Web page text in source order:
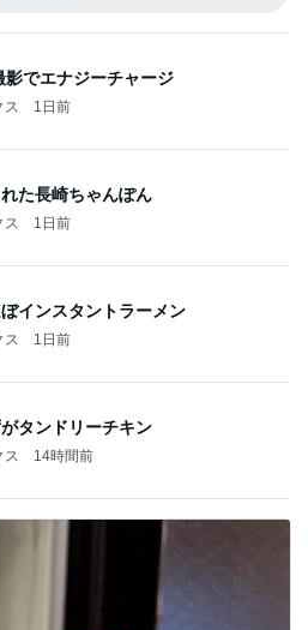
影でエナジーチャージ
ス 1日前
た長崎ちゃんぽん
ス 1日前
インスタントラーメン
ス 1日前
タンドリーチキン
ス 14時間前